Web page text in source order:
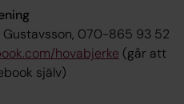
070-865 93 52
hovabjerke (går att
själv)